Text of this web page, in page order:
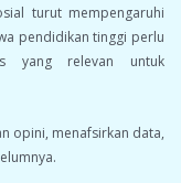
turut mempengaruhi
pendidikan tinggi perlu
yang relevan untuk
opini, menafsirkan data,